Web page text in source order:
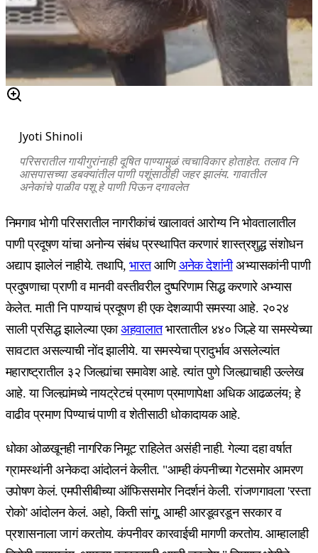
Jyoti Shinoli
परिसरातील गायीगुरांनाही दूषित पाण्यामुळं त्वचाविकार होताहेत. तलाव नि
आसपासच्या डबक्यांतील पाणी पशूंसाठीही जहर झालंय. गावातील
अनेकांचे पाळीव पशू हे पाणी पिऊन दगावलेत
निमगाव भोगी परिसरातील नागरीकांचं खालावतं आरोग्य नि भोवतालातील
पाणी प्रदूषण यांचा अनोन्य संबंध प्रस्थापित करणारं शास्त्रशुद्ध संशोधन
अद्याप झालेलं नाहीये. तथापि,भारतआणिअनेक देशांनीअभ्यासकांनी पाणी
प्रदुषणाचा प्राणी व मानवी वस्तीवरील दुष्परिणाम सिद्ध करणारे अभ्यास
केलेत. माती नि पाण्याचं प्रदूषण ही एक देशव्यापी समस्या आहे. २०२४
साली प्रसिद्ध झालेल्या एकाअहवालातभारतातील ४४० जिल्हे या समस्येच्या
सावटात असल्याची नोंद झालीये. या समस्येचा प्रादुर्भाव असलेल्यांत
महाराष्ट्रातील ३२ जिल्ह्यांचा समावेश आहे. त्यांत पुणे जिल्ह्याचाही उल्लेख
आहे. या जिल्ह्यांमध्ये नायट्रेटचं प्रमाण प्रमाणापेक्षा अधिक आढळलंय; हे
वाढीव प्रमाण पिण्याचं पाणी व शेतीसाठी धोकादायक आहे.
धोका ओळखूनही नागरिक निमूट राहिलेत असंही नाही. गेल्या दहा वर्षात
ग्रामस्थांनी अनेकदा आंदोलनं केलीत. "आम्ही कंपनीच्या गेटसमोर आमरण
उपोषण केलं. एमपीसीबीच्या ऑफिससमोर निदर्शनं केली. रांजणगावला 'रस्ता
रोको' आंदोलन केलं. अहो, किती सांगू, आम्ही आरडूवरडून सरकार व
प्रशासनाला जागं करतोय. कंपनीवर कारवाईची मागणी करतोय. आम्हालाही